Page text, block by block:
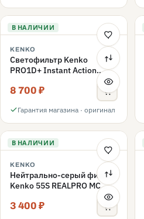
В НАЛИЧИИ
KENKO
Светофильтр Kenko
PRO1D+ Instant Action
Variable NDX3-450+C-PL
переменной плотности
8 700 ₽
Гарантия магазина · оригинал
В НАЛИЧИИ
KENKO
Нейтрально-серый фильтр
Kenko 55S REALPRO MC
3 400 ₽